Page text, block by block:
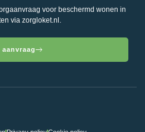
voor beschermd wonen in
via zorgloket.nl.